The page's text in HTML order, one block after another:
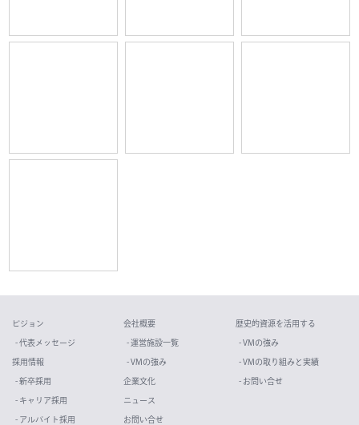
ビジョン
- 代表メッセージ
採用情報
- 新卒採用
- キャリア採用
- アルバイト採用
会社概要
- 運営施設一覧
- VMの強み
企業文化
ニュース
お問い合せ
歴史的資源を活用する
- VMの強み
- VMの取り組みと実績
- お問い合せ